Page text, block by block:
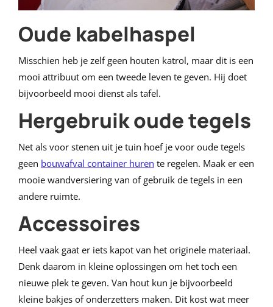
Oude kabelhaspel
Misschien heb je zelf geen houten katrol, maar dit is een
mooi attribuut om een tweede leven te geven. Hij doet
bijvoorbeeld mooi dienst als tafel.
Hergebruik oude tegels
Net als voor stenen uit je tuin hoef je voor oude tegels
geen bouwafval container huren te regelen. Maak er een
mooie wandversiering van of gebruik de tegels in een
andere ruimte.
Accessoires
Heel vaak gaat er iets kapot van het originele materiaal.
Denk daarom in kleine oplossingen om het toch een
nieuwe plek te geven. Van hout kun je bijvoorbeeld
kleine bakjes of onderzetters maken. Dit kost wat meer